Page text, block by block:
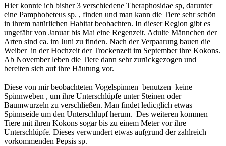
Hier konnte ich bisher 3 verschiedene Theraphosidae sp, darunter
eine Pamphobeteus sp. , finden und man kann die Tiere sehr schön
in ihrem natürlichen Habitat beobachten. In dieser Region gibt es
ungefähr von Januar bis Mai eine Regenzeit. Adulte Männchen der
Arten sind ca. im Juni zu finden. Nach der Verpaarung bauen die
Weiber in der Hochzeit der Trockenzeit im September ihre Kokons.
Ab November leben die Tiere dann sehr zurückgezogen und
bereiten sich auf ihre Häutung vor.
Diese von mir beobachteten Vogelspinnen benutzen keine
Spinnweben , um ihre Unterschlüpfe unter Steinen oder
Baumwurzeln zu verschließen. Man findet ledicglich etwas
Spinnseide um den Unterschlupf herum. Des weiteren kommen
Tiere mit ihren Kokons sogar bis zu einem Meter vor ihre
Unterschlüpfe. Dieses verwundert etwas aufgrund der zahlreich
vorkommenden Pepsis sp.